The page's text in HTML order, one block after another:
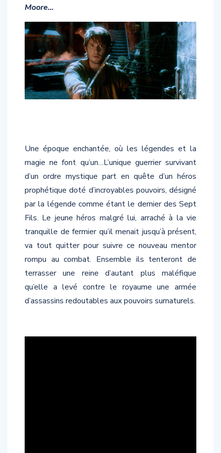
Moore…
Une époque enchantée, où les légendes et la
magie ne font qu’un…L’unique guerrier survivant
d’un ordre mystique part en quête d’un héros
prophétique doté d’incroyables pouvoirs, désigné
par la légende comme étant le dernier des Sept
Fils. Le jeune héros malgré lui, arraché à la vie
tranquille de fermier qu’il menait jusqu’à présent,
va tout quitter pour suivre ce nouveau mentor
rompu au combat. Ensemble ils tenteront de
terrasser une reine d’autant plus maléfique
qu’elle a levé contre le royaume une armée
d’assassins redoutables aux pouvoirs surnaturels.